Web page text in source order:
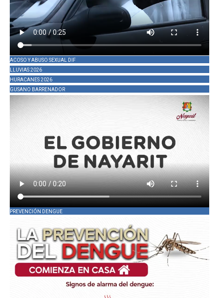
ACOSO Y ABUSO SEXUAL DIF
LLUVIAS 2026
HURACANES 2026
GUSANO BARRENADOR
PREVENCIÓN DENGUE